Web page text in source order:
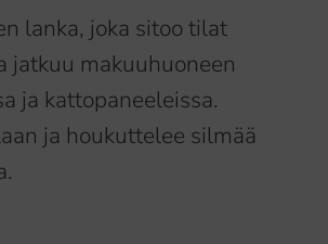
lanka, joka sitoo tilat
jatkuu makuuhuoneen
ja kattopaneeleissa.
ja houkuttelee silmää